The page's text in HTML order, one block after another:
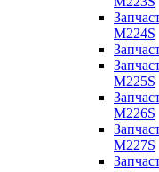
M224S
M225S
M226S
M227S